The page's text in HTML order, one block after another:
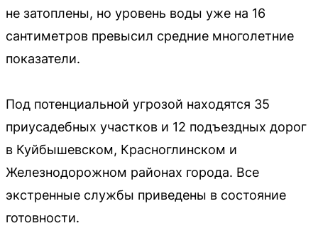
не затоплены, но уровень воды уже на 16
сантиметров превысил средние многолетние
показатели.
Под потенциальной угрозой находятся 35
приусадебных участков и 12 подъездных дорог
в Куйбышевском, Красноглинском и
Железнодорожном районах города. Все
экстренные службы приведены в состояние
готовности.